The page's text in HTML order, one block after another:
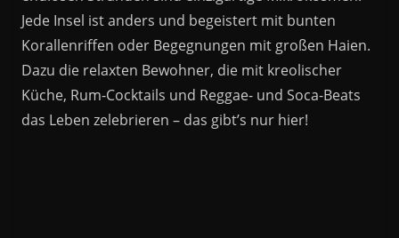
Jede Insel ist anders und begeistert mit bunten
Korallenriffen oder Begegnungen mit großen Haien.
Dazu die relaxten Bewohner, die mit kreolischer
Küche, Rum-Cocktails und Reggae- und Soca-Beats
das Leben zelebrieren – das gibt’s nur hier!